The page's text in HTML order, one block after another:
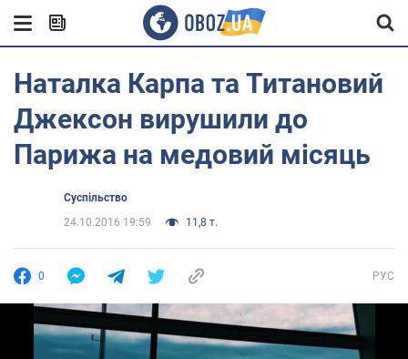
Наталка Карпа та Титановий
Джексон вирушили до
Парижа на медовий місяць
Суспільство
24.10.2016 19:59
11,8 т.
0 РУС